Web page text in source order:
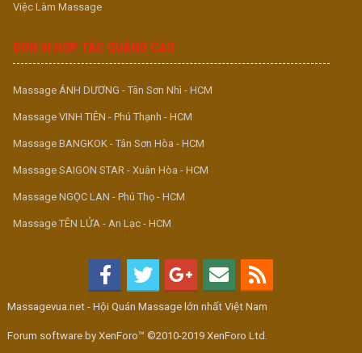
Việc Làm Massage
ĐƠN VỊ HỢP TÁC QUẢNG CÁO
Massage ÁNH DƯƠNG - Tân Sơn Nhì - HCM
Massage VINH TIÊN - Phú Thạnh - HCM
Massage BANGKOK - Tân Sơn Hòa - HCM
Massage SAIGON STAR - Xuân Hòa - HCM
Massage NGỌC LAN - Phú Thọ - HCM
Massage TÊN LỬA - An Lạc - HCM
Massagevua.net - Hội Quán Massage lớn nhất Việt Nam
Forum software by XenForo™ ©2010-2019 XenForo Ltd.